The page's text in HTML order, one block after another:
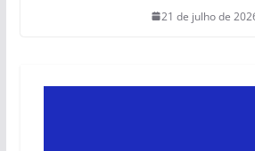
21 de julho de